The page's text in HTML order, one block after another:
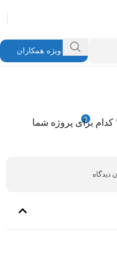
ویژه همکاران
0
کدام برای پروژه شما
دیدگاه